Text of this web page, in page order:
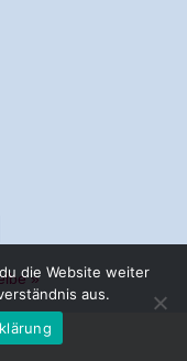
»
die Website weiter
aus.